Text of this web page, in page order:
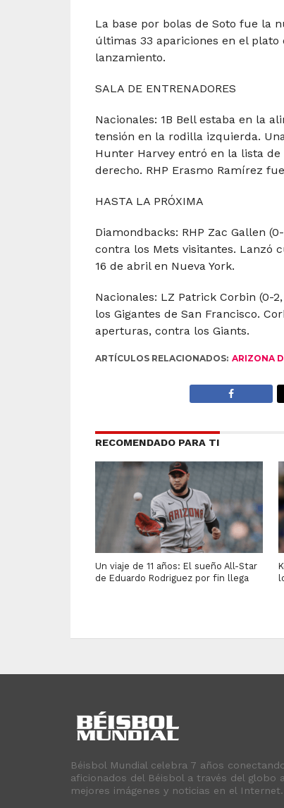
La base por bolas de Soto fue la
últimas 33 apariciones en el plato
lanzamiento.
SALA DE ENTRENADORES
Nacionales: 1B Bell estaba en la
tensión en la rodilla izquierda.
Hunter Harvey entró en la lista
derecho. RHP Erasmo Ramírez
HASTA LA PRÓXIMA
Diamondbacks: RHP Zac Gallen
contra los Mets visitantes. Lanzó
16 de abril en Nueva York.
Nacionales: LZ Patrick Corbin (0-
los Gigantes de San Francisco.
aperturas, contra los Giants.
ARTÍCULOS RELACIONADOS: ARIZONA
RECOMENDADO PARA TI
Un viaje de 11 años: El sueño All-Star
de Eduardo Rodriguez por fin llega
Béisbol Mundial celebra 7 años
aficionados del Béisbol a través del globo
mejores imágenes y noticias en el Internet.